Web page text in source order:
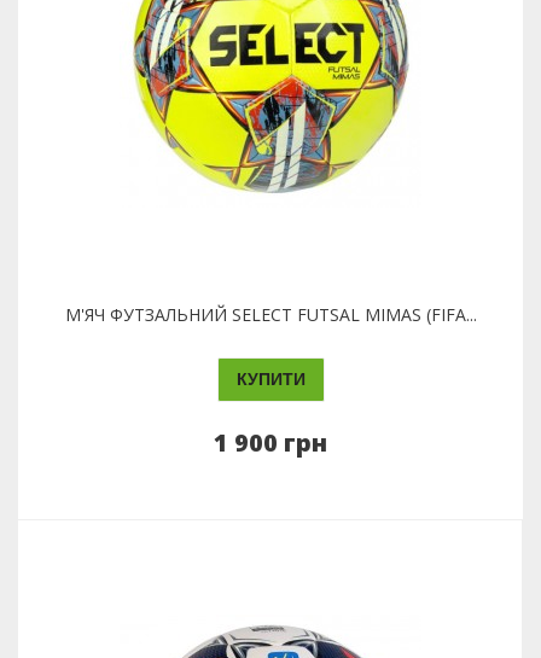
М'ЯЧ ФУТЗАЛЬНИЙ SELECT FUTSAL MIMAS (FIFA...
КУПИТИ
1 900 грн